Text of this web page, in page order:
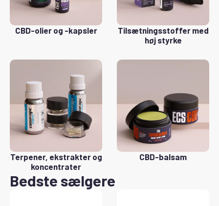
CBD-olier og -kapsler
Tilsætningsstoffer med
høj styrke
Terpener, ekstrakter og
koncentrater
CBD-balsam
Bedste sælgere